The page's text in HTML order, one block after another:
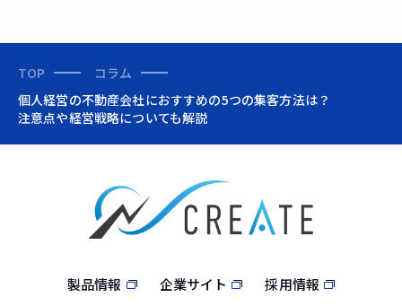
TOP
コラム
個人経営の不動産会社におすすめの5つの集客方法は？
注意点や経営戦略についても解説
製品情報 企業サイト
採用情報